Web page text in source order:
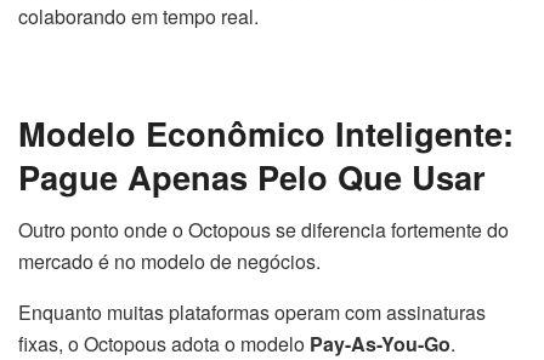
colaborando em tempo real.
Modelo Econômico Inteligente:
Pague Apenas Pelo Que Usar
Outro ponto onde o Octopous se diferencia fortemente do
mercado é no modelo de negócios.
Enquanto muitas plataformas operam com assinaturas
fixas, o Octopous adota o modelo Pay-As-You-Go.